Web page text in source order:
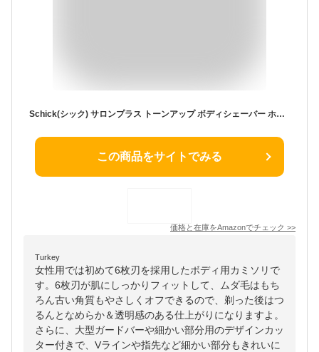
Schick(シック) サロンプラス トーンアップ ボディシェーバー ホルダー（刃付き） カミソリ 女性
この商品をサイトでみる
価格と在庫をAmazonでチェック >>
Turkey
女性用では初めて6枚刃を採用したボディ用カミソリで
す。6枚刃が肌にしっかりフィットして、ムダ毛はもち
ろん古い角質もやさしくオフできるので、剃った後はつ
るんとなめらか＆透明感のある仕上がりになりますよ。
さらに、大型ガードバーや細かい部分用のデザインカッ
ター付きで、Vラインや指先など細かい部分もきれいに